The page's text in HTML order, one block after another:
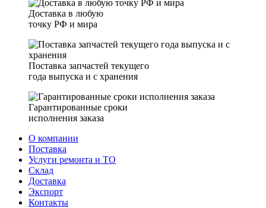
Доставка в любую
точку РФ и мира
Поставка запчастей текущего
года выпуска и с хранения
Гарантированные сроки
исполнения заказа
О компании
Поставка
Услуги ремонта и ТО
Склад
Доставка
Экспорт
Контакты